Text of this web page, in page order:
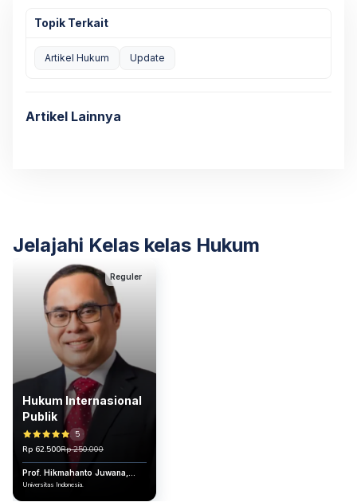
Topik Terkait
Artikel Hukum Update
Artikel Lainnya
Jelajahi Kelas kelas Hukum
Reguler
Hukum Internasional
Publik
5
Rp 62.500Rp 250.000
Prof. Hikmahanto Juwana,
S.H., LL.M., Ph.D
Universitas Indonesia.